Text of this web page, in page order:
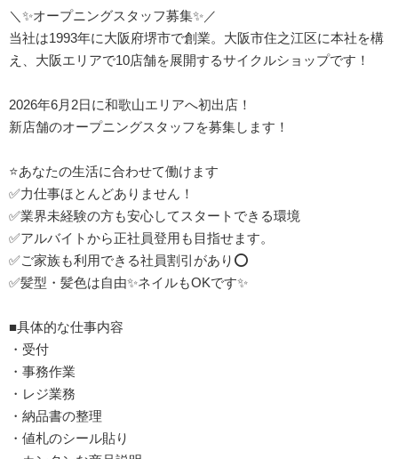
＼✨オープニングスタッフ募集✨／
当社は1993年に大阪府堺市で創業。大阪市住之江区に本社を構
え、大阪エリアで10店舗を展開するサイクルショップです！
2026年6月2日に和歌山エリアへ初出店！
新店舗のオープニングスタッフを募集します！
⭐あなたの生活に合わせて働けます
✅力仕事ほとんどありません！
✅業界未経験の方も安心してスタートできる環境
✅アルバイトから正社員登用も目指せます。
✅ご家族も利用できる社員割引があり⭕
✅髪型・髪色は自由✨ネイルもOKです✨
■具体的な仕事内容
・受付
・事務作業
・レジ業務
・納品書の整理
・値札のシール貼り